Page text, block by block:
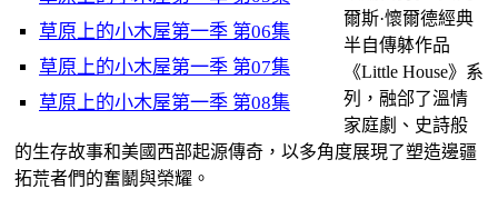
草原上的小木屋第一季 第06集
草原上的小木屋第一季 第07集
草原上的小木屋第一季 第08集
爾斯·懷爾德經典
半自傳躰作品
《Little House》系
列，融郃了溫情
家庭劇、史詩般
的生存故事和美國西部起源傳奇，以多角度展現了塑造邊疆
拓荒者們的奮鬭與榮耀。